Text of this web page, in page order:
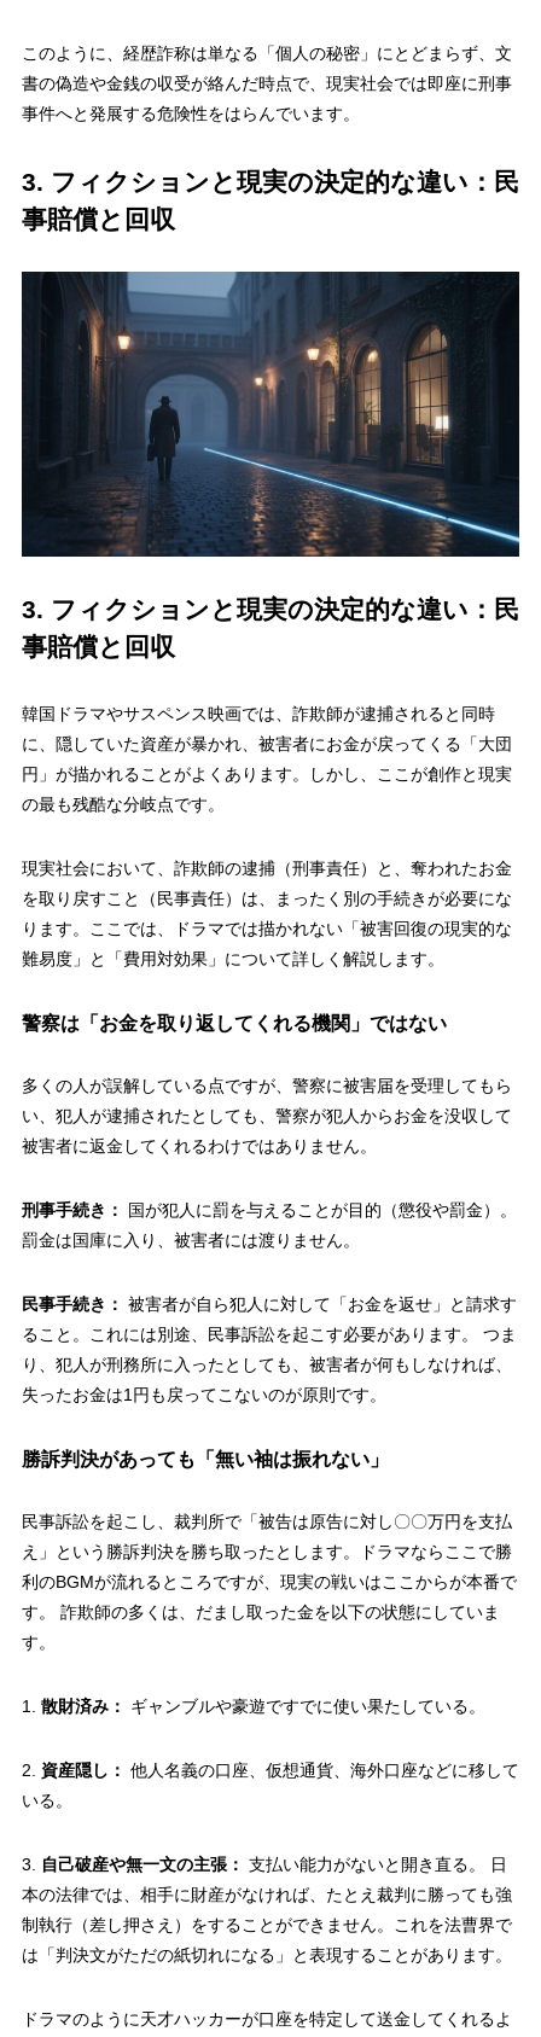
このように、経歴詐称は単なる「個人の秘密」にとどまらず、文
書の偽造や金銭の収受が絡んだ時点で、現実社会では即座に刑事
事件へと発展する危険性をはらんでいます。
3. フィクションと現実の決定的な違い：民
事賠償と回収
3. フィクションと現実の決定的な違い：民
事賠償と回収
韓国ドラマやサスペンス映画では、詐欺師が逮捕されると同時
に、隠していた資産が暴かれ、被害者にお金が戻ってくる「大団
円」が描かれることがよくあります。しかし、ここが創作と現実
の最も残酷な分岐点です。
現実社会において、詐欺師の逮捕（刑事責任）と、奪われたお金
を取り戻すこと（民事責任）は、まったく別の手続きが必要にな
ります。ここでは、ドラマでは描かれない「被害回復の現実的な
難易度」と「費用対効果」について詳しく解説します。
警察は「お金を取り返してくれる機関」ではない
多くの人が誤解している点ですが、警察に被害届を受理してもら
い、犯人が逮捕されたとしても、警察が犯人からお金を没収して
被害者に返金してくれるわけではありません。
刑事手続き：
国が犯人に罰を与えることが目的（懲役や罰金）。
罰金は国庫に入り、被害者には渡りません。
民事手続き： 被害者が自ら犯人に対して「お金を返せ」と請求す
ること。これには別途、民事訴訟を起こす必要があります。 つま
り、犯人が刑務所に入ったとしても、被害者が何もしなければ、
失ったお金は1円も戻ってこないのが原則です。
勝訴判決があっても「無い袖は振れない」
民事訴訟を起こし、裁判所で「被告は原告に対し〇〇万円を支払
え」という勝訴判決を勝ち取ったとします。ドラマならここで勝
利のBGMが流れるところですが、現実の戦いはここからが本番で
す。 詐欺師の多くは、だまし取った金を以下の状態にしていま
す。
1. 散財済み： ギャンブルや豪遊ですでに使い果たしている。
2. 資産隠し： 他人名義の口座、仮想通貨、海外口座などに移して
いる。
3. 自己破産や無一文の主張： 支払い能力がないと開き直る。 日
本の法律では、相手に財産がなければ、たとえ裁判に勝っても強
制執行（差し押さえ）をすることができません。これを法曹界で
は「判決文がただの紙切れになる」と表現することがあります。
ドラマのように天才ハッカーが口座を特定して送金してくれるよ